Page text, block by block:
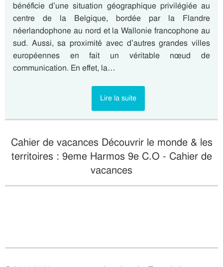
bénéficie d’une situation géographique privilégiée au
centre de la Belgique, bordée par la Flandre
néerlandophone au nord et la Wallonie francophone au
sud. Aussi, sa proximité avec d’autres grandes villes
européennes en fait un véritable nœud de
communication. En effet, la…
Lire la suite
Cahier de vacances Découvrir le monde & les
territoires : 9eme Harmos 9e C.O - Cahier de
vacances